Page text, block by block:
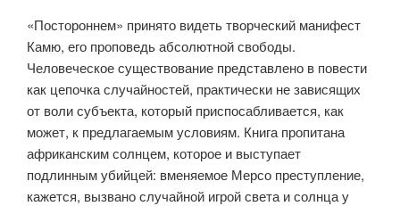
«Постороннем» принято видеть творческий манифест
Камю, его проповедь абсолютной свободы.
Человеческое существование представлено в повести
как цепочка случайностей, практически не зависящих
от воли субъекта, который приспосабливается, как
может, к предлагаемым условиям. Книга пропитана
африканским солнцем, которое и выступает
подлинным убийцей: вменяемое Мерсо преступление,
кажется, вызвано случайной игрой света и солнца у